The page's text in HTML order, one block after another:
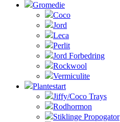
Gromedie
Coco
Jord
Leca
Perlit
Jord Forbedring
Rockwool
Vermiculite
Plantestart
Jiffy/Coco Trays
Rodhormon
Stiklinge Propogator